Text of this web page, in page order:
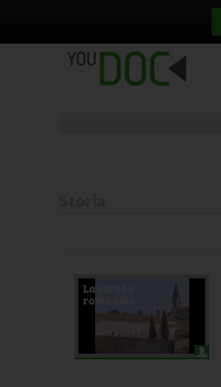
La strada
romanica